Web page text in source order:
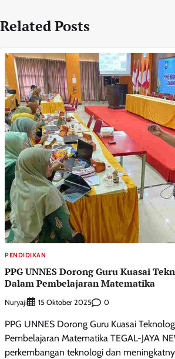
Related Posts
PENDIDIKAN
PPG UNNES Dorong Guru Kuasai
Dalam Pembelajaran Matematika
Nuryaji 15 Oktober 2025 0
PPG UNNES Dorong Guru Kuasai
Pembelajaran Matematika TEGAL-JAYA
perkembangan teknologi dan